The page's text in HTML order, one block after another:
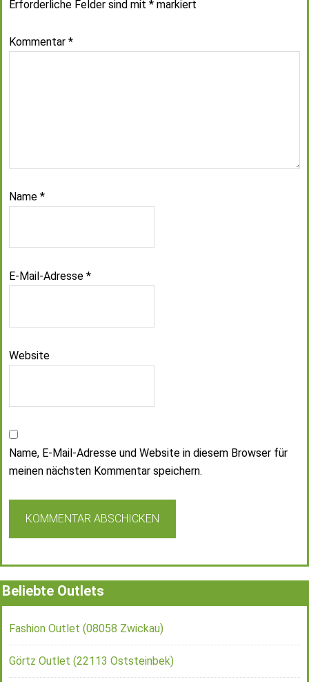
Erforderliche Felder sind mit * markiert
Kommentar *
Name *
E-Mail-Adresse *
Website
Name, E-Mail-Adresse und Website in diesem Browser für
meinen nächsten Kommentar speichern.
Beliebte Outlets
Fashion Outlet (08058 Zwickau)
Görtz Outlet (22113 Oststeinbek)